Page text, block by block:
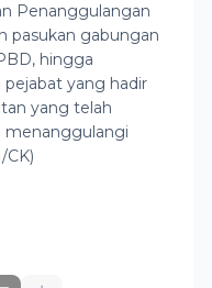
Penanggulangan
pasukan gabungan
hingga
pejabat yang hadir
yang telah
menanggulangi
CK)